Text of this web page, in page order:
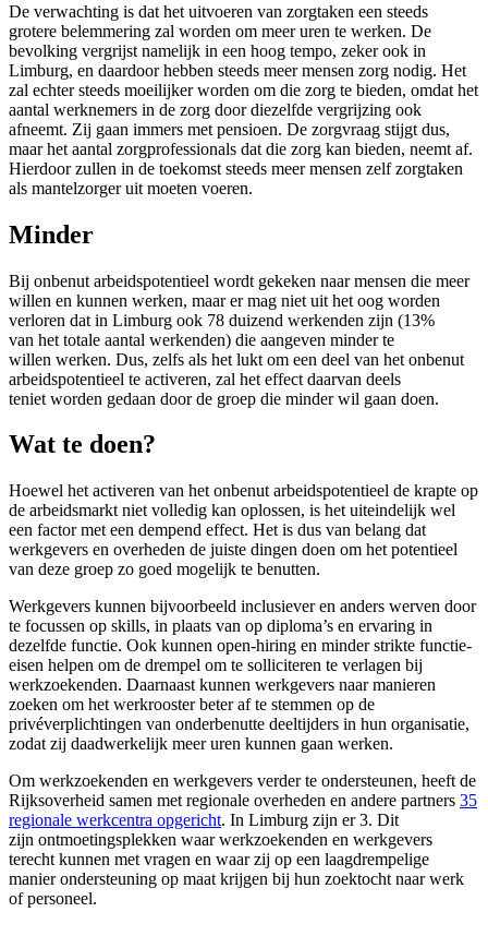
De verwachting is dat het uitvoeren van zorgtaken een steeds
grotere belemmering zal worden om meer uren te werken. De
bevolking vergrijst namelijk in een hoog tempo, zeker ook in
Limburg, en daardoor hebben steeds meer mensen zorg nodig. Het
zal echter steeds moeilijker worden om die zorg te bieden, omdat het
aantal werknemers in de zorg door diezelfde vergrijzing ook
afneemt. Zij gaan immers met pensioen. De zorgvraag stijgt dus,
maar het aantal zorgprofessionals dat die zorg kan bieden, neemt af.
Hierdoor zullen in de toekomst steeds meer mensen zelf zorgtaken
als mantelzorger uit moeten voeren.
Minder
Bij onbenut arbeidspotentieel wordt gekeken naar mensen die meer
willen en kunnen werken, maar er mag niet uit het oog worden
verloren dat in Limburg ook 78 duizend werkenden zijn (13%
van het totale aantal werkenden) die aangeven minder te
willen werken. Dus, zelfs als het lukt om een deel van het onbenut
arbeidspotentieel te activeren, zal het effect daarvan deels
teniet worden gedaan door de groep die minder wil gaan doen.
Wat te doen?
Hoewel het activeren van het onbenut arbeidspotentieel de krapte op
de arbeidsmarkt niet volledig kan oplossen, is het uiteindelijk wel
een factor met een dempend effect. Het is dus van belang dat
werkgevers en overheden de juiste dingen doen om het potentieel
van deze groep zo goed mogelijk te benutten.
Werkgevers kunnen bijvoorbeeld inclusiever en anders werven door
te focussen op skills, in plaats van op diploma’s en ervaring in
dezelfde functie. Ook kunnen open-hiring en minder strikte functie-
eisen helpen om de drempel om te solliciteren te verlagen bij
werkzoekenden. Daarnaast kunnen werkgevers naar manieren
zoeken om het werkrooster beter af te stemmen op de
privéverplichtingen van onderbenutte deeltijders in hun organisatie,
zodat zij daadwerkelijk meer uren kunnen gaan werken.
Om werkzoekenden en werkgevers verder te ondersteunen, heeft de
Rijksoverheid samen met regionale overheden en andere partners 35
regionale werkcentra opgericht. In Limburg zijn er 3. Dit
zijn ontmoetingsplekken waar werkzoekenden en werkgevers
terecht kunnen met vragen en waar zij op een laagdrempelige
manier ondersteuning op maat krijgen bij hun zoektocht naar werk
of personeel.